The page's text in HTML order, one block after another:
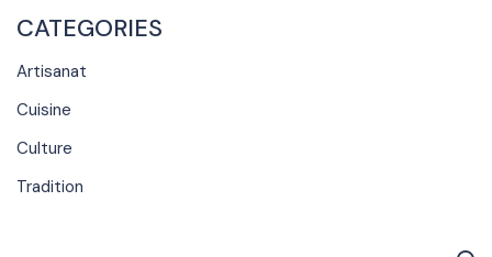
CATEGORIES
Artisanat
Cuisine
Culture
Tradition